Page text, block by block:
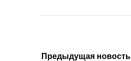
Предыдущая новость